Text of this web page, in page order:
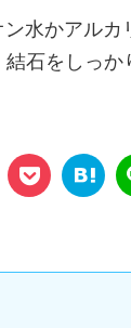
水かアルカ
石をしっか